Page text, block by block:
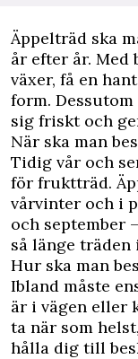
Äppelträd ska
år efter år. Med
växer, få en
form.
sig friskt och
När ska man
Tidig vår och
för fruktträd.
vårvinter och i
och september
så länge
Hur ska man
Ibland måste
är i vägen eller
ta när som
hålla dig till